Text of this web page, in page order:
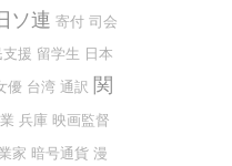
ソ連 寄付 司会
援 留学生 日本
優 台湾 通訳 関
兵庫 映画監督
家 暗号通貨 漫